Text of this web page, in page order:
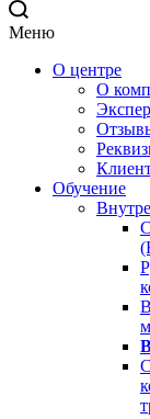
Меню
О центре
О
Обучение